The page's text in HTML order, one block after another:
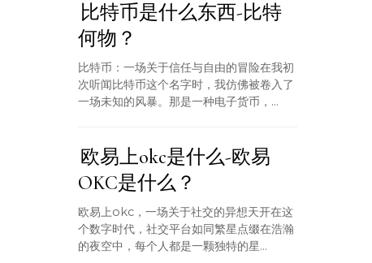
比特币是什么东西-比特
何物？
比特币：一场关于信任与自由的冒险在我初
次听闻比特币这个名字时，我仿佛被卷入了
一场未知的风暴。那是一种电子货币，...
欧易上okc是什么-欧易
OKC是什么？
欧易上okc，一场关于社交的异想天开在这
个数字时代，社交平台如同繁星点缀在浩瀚
的夜空中，每个人都是一颗独特的星...